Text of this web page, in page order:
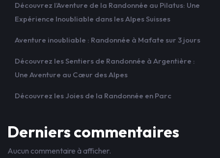
Découvrez l’Aventure de la Randonnée au Pilatus: Une
Expérience Inoubliable dans les Alpes Suisses
Aventure inoubliable : Randonnée à Mafate sur 3 jours
Découvrez les Sentiers de Randonnée à Argentière :
Une Aventure au Cœur des Alpes
Découvrez les Joies de la Randonnée en Parc
Derniers commentaires
Aucun commentaire à afficher.